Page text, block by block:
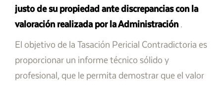
justo de su propiedad ante discrepancias con la
valoración realizada por la Administración.
El objetivo de la Tasación Pericial Contradictoria es
proporcionar un informe técnico sólido y
profesional, que le permita demostrar que el valor